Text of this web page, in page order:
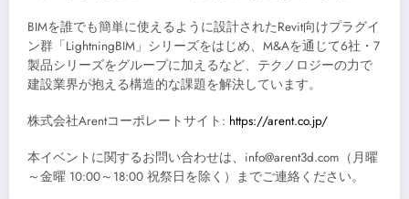
BIMを誰でも簡単に使えるように設計されたRevit向けプラグイ
ン群「LightningBIM」シリーズをはじめ、M&Aを通じて6社・7
製品シリーズをグループに加えるなど、テクノロジーの力で
建設業界が抱える構造的な課題を解決しています。
株式会社Arentコーポレートサイト: https://arent.co.jp/
本イベントに関するお問い合わせは、info@arent3d.com（月曜
～金曜 10:00～18:00 祝祭日を除く）までご連絡ください。